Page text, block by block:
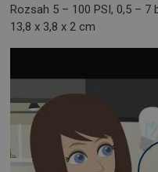
Rozsah 5 – 100 PSI, 0,5 – 7
13,8 x 3,8 x 2 cm